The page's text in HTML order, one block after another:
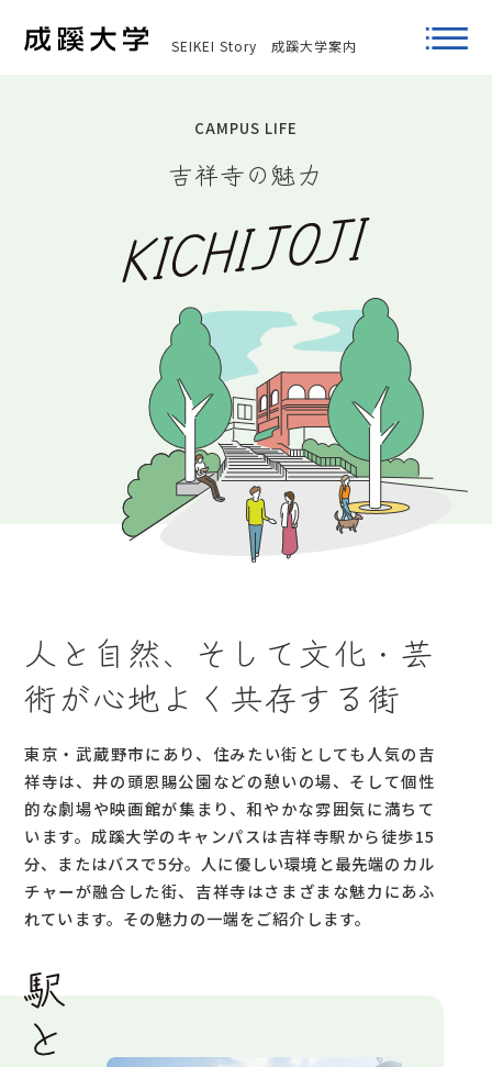
SEIKEI Story 成蹊大学案内
CAMPUS LIFE
吉祥寺の魅力
人と自然、そして文化・芸
術が心地よく共存する街
東京・武蔵野市にあり、住みたい街としても人気の吉
祥寺は、井の頭恩賜公園などの憩いの場、そして個性
的な劇場や映画館が集まり、和やかな雰囲気に満ちて
います。成蹊大学のキャンパスは吉祥寺駅から徒歩15
分、またはバスで5分。人に優しい環境と最先端のカル
チャーが融合した街、吉祥寺はさまざまな魅力にあふ
れています。その魅力の一端をご紹介します。